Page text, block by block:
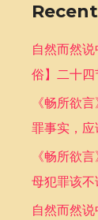
r
c
h
o
自然而然
俗】二十
《畅所欲
罪事实，应
《畅所欲
母犯罪该不
自然而然